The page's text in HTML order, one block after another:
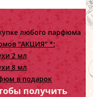
любого парфюма
"АКЦИЯ" *:
2 мл
8 мл
в подарок
получить